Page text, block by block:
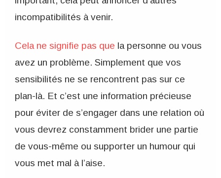
incompatibilités à venir.
Cela ne signifie pas que la personne ou vous
avez un problème. Simplement que vos
sensibilités ne se rencontrent pas sur ce
plan-là. Et c’est une information précieuse
pour éviter de s’engager dans une relation où
vous devrez constamment brider une partie
de vous-même ou supporter un humour qui
vous met mal à l’aise.